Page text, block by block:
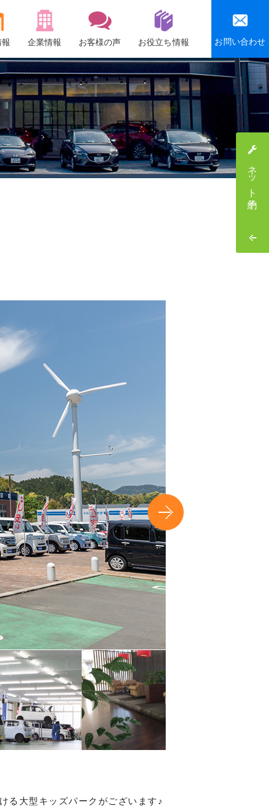
企業情報
会社概要
沿革
社会貢献活動
感謝祭・社員旅行
お客様の声 お役立ち情報 お問い合わせ
る大型キッズパークがございます♪
ネット予約